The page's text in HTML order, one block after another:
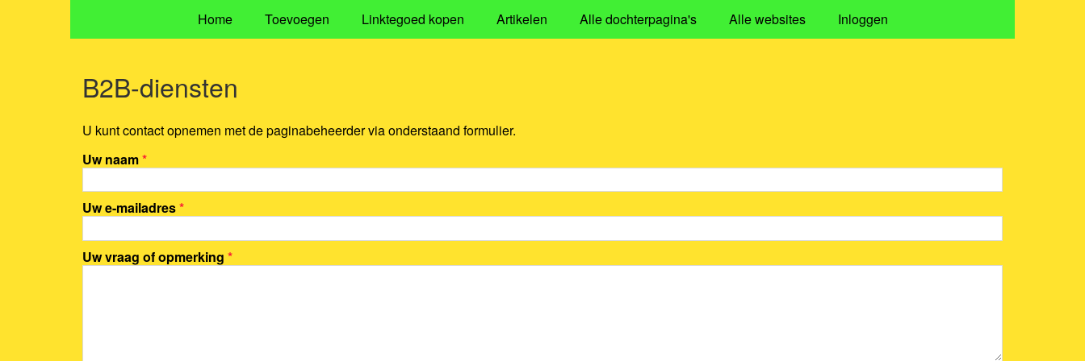
Home Toevoegen Linktegoed kopen Artikelen Alle dochterpagina's Alle websites Inloggen
B2B-diensten
U kunt contact opnemen met de paginabeheerder via onderstaand formulier.
Uw naam*
Uw e-mailadres*
Uw vraag of opmerking *